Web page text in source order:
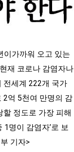
이가까워 오고 있는
재 코로나 감염자나
전세계 222개 국가
2억 5천여 만명의 감
정도로 가장 피해
1명이 감염자’로 보
기자>